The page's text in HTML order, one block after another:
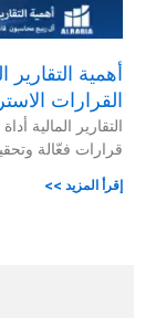
أهمية
القرارات
التقارير المالية
قرارات فعّالة
إقرأ المزيد >>